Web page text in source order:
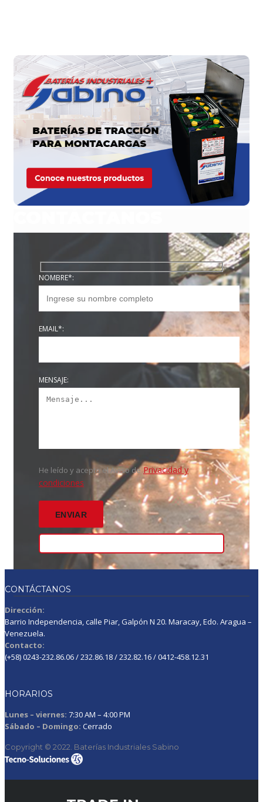
NOMBRE*:
EMAIL*:
MENSAJE:
He leído y acepto el Aviso de Privacidad y
condiciones
CONTÁCTANOS
Dirección:
Barrio Independencia, calle Piar, Galpón N 20. Maracay, Edo. Aragua –
Venezuela.
Contacto:
(+58) 0243-232.86.06 / 232.86.18 / 232.82.16 / 0412-458.12.31
HORARIOS
Lunes – viernes: 7:30 AM – 4:00 PM
Sábado – Domingo: Cerrado
Copyright © 2022. Baterías Industriales Sabino